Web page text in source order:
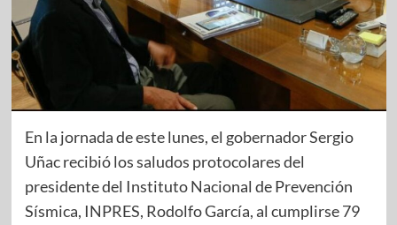
En la jornada de este lunes, el gobernador Sergio
Uñac recibió los saludos protocolares del
presidente del Instituto Nacional de Prevención
Sísmica, INPRES, Rodolfo García, al cumplirse 79